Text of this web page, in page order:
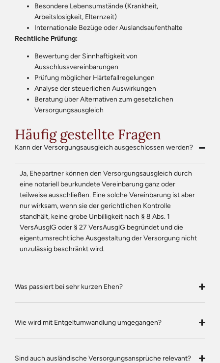
Besondere Lebensumstände (Krankheit,
Arbeitslosigkeit, Elternzeit)
Internationale Bezüge oder Auslandsaufenthalte
Rechtliche Prüfung:
Bewertung der Sinnhaftigkeit von
Ausschlussvereinbarungen
Prüfung möglicher Härtefallregelungen
Analyse der steuerlichen Auswirkungen
Beratung über Alternativen zum gesetzlichen
Versorgungsausgleich
Häufig gestellte Fragen
Kann der Versorgungsausgleich ausgeschlossen werden?
Ja, Ehepartner können den Versorgungsausgleich durch
eine notariell beurkundete Vereinbarung ganz oder
teilweise ausschließen. Eine solche Vereinbarung ist aber
nur wirksam, wenn sie der gerichtlichen Kontrolle
standhält, keine grobe Unbilligkeit nach § 8 Abs. 1
VersAusglG oder § 27 VersAusglG begründet und die
eigentumsrechtliche Ausgestaltung der Versorgung nicht
unzulässig beschränkt wird.
Was passiert bei sehr kurzen Ehen?
Wie wird mit Entgeltumwandlung umgegangen?
Sind auch ausländische Versorgungsansprüche relevant?